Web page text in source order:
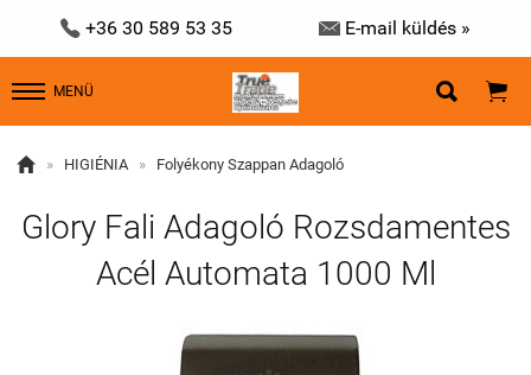
 +36 30 589 53 35  E-mail küldés »
MENÜ  
 » HIGIÉNIA » Folyékony Szappan Adagoló
Glory Fali Adagoló Rozsdamentes
Acél Automata 1000 Ml